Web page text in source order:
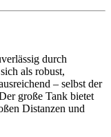
durch
als robust,
– selbst der
große Tank bietet
Distanzen und